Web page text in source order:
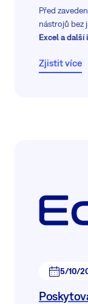
Před
nástrojů bez
Excel a
SAP BPC.
Zjistit více
5/10/